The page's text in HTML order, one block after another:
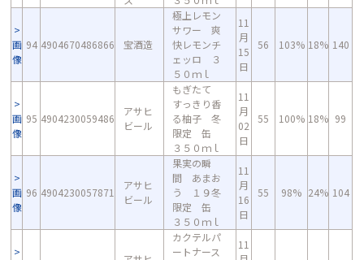
画
像
94 4904670486866 宝酒造
極上レモン
サワー 爽
快レモンチ
ェッロ ３
５０ｍｌ
11
月
15
日
56 103% 18% 140
画
像
95 4904230059486
アサヒ
ビール
もぎたて
すっきり香
る柚子 冬
限定 缶
３５０ｍｌ
11
月
02
日
55 100% 18% 99
画
像
96 4904230057871
アサヒ
ビール
果実の瞬
間 あまお
う １９冬
限定 缶
３５０ｍｌ
11
月
16
日
55 98% 24% 104
カクテルパ
ートナース
11